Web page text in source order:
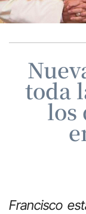
toda
los
Francisco